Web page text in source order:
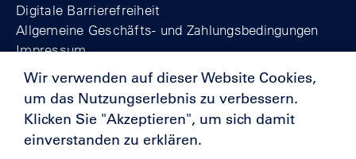
Digitale Barrierefreiheit
Allgemeine Geschäfts- und Zahlungsbedingungen
Impressum
© Stiftung Berliner Mauer 2025
Wir verwenden auf dieser Website Cookies,
um das Nutzungserlebnis zu verbessern.
Klicken Sie "Akzeptieren", um sich damit
einverstanden zu erklären.